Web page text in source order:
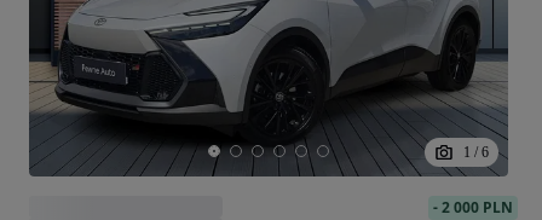
1 / 6
-2 000 PLN